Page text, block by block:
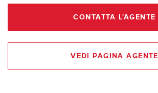
CONTATTA L'AGENTE
VEDI PAGINA AGENTE